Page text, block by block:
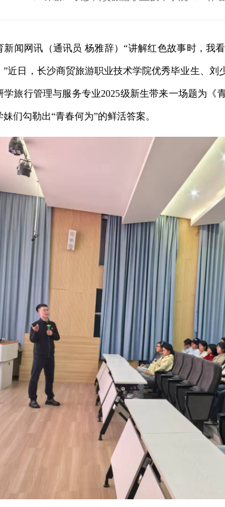
新闻网讯（通讯员 杨雅辞）“讲解红色故事时，我
”近日，长沙商贸旅游职业技术学院优秀毕业生、
学旅行管理与服务专业2025级新生带来一场题为《
们勾勒出“青春何为”的鲜活答案。